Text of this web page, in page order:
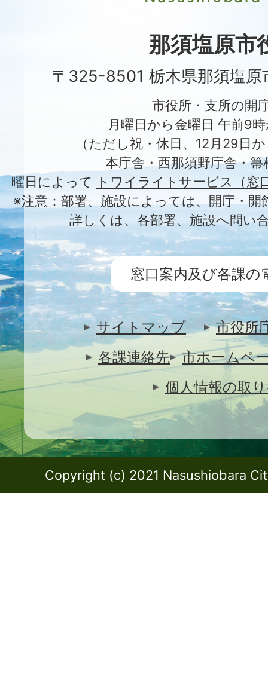
City
那須塩原市
〒325-8501 栃木県那須塩原
市役所・支所の開
月曜日から金曜日 午前9
（ただし祝・休日、12月29日
本庁舎・西那須野庁舎・
曜日によって
トワイライトサービス（窓
※注意：部署、施設によっては、開庁・
詳しくは、各部署、施設へ問い
窓口案内及び各課の
サイトマップ
市役所
各課連絡先
市ホームペ
個人情報の取
Copyright (c) 2021 Nasushiobara